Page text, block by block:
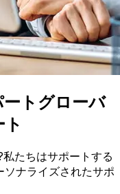
トグローバ
たちはサポートする
ナライズされたサポ